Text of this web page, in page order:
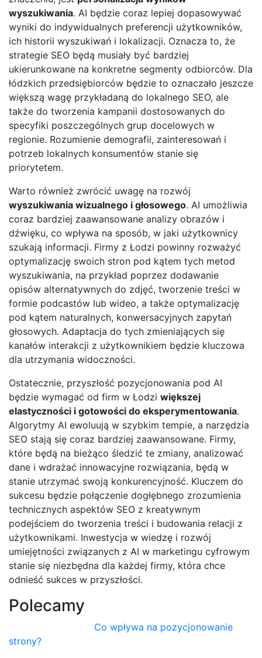
wyszukiwania. AI będzie coraz lepiej dopasowywać
wyniki do indywidualnych preferencji użytkowników,
ich historii wyszukiwań i lokalizacji. Oznacza to, że
strategie SEO będą musiały być bardziej
ukierunkowane na konkretne segmenty odbiorców. Dla
łódzkich przedsiębiorców będzie to oznaczało jeszcze
większą wagę przykładaną do lokalnego SEO, ale
także do tworzenia kampanii dostosowanych do
specyfiki poszczególnych grup docelowych w
regionie. Rozumienie demografii, zainteresowań i
potrzeb lokalnych konsumentów stanie się
priorytetem.
Warto również zwrócić uwagę na rozwój
wyszukiwania wizualnego i głosowego. AI umożliwia
coraz bardziej zaawansowane analizy obrazów i
dźwięku, co wpływa na sposób, w jaki użytkownicy
szukają informacji. Firmy z Łodzi powinny rozważyć
optymalizację swoich stron pod kątem tych metod
wyszukiwania, na przykład poprzez dodawanie
opisów alternatywnych do zdjęć, tworzenie treści w
formie podcastów lub wideo, a także optymalizację
pod kątem naturalnych, konwersacyjnych zapytań
głosowych. Adaptacja do tych zmieniających się
kanałów interakcji z użytkownikiem będzie kluczowa
dla utrzymania widoczności.
Ostatecznie, przyszłość pozycjonowania pod AI
będzie wymagać od firm w Łodzi większej
elastyczności i gotowości do eksperymentowania.
Algorytmy AI ewoluują w szybkim tempie, a narzędzia
SEO stają się coraz bardziej zaawansowane. Firmy,
które będą na bieżąco śledzić te zmiany, analizować
dane i wdrażać innowacyjne rozwiązania, będą w
stanie utrzymać swoją konkurencyjność. Kluczem do
sukcesu będzie połączenie dogłębnego zrozumienia
technicznych aspektów SEO z kreatywnym
podejściem do tworzenia treści i budowania relacji z
użytkownikami. Inwestycja w wiedzę i rozwój
umiejętności związanych z AI w marketingu cyfrowym
stanie się niezbędna dla każdej firmy, która chce
odnieść sukces w przyszłości.
Polecamy
Co wpływa na pozycjonowanie
strony?